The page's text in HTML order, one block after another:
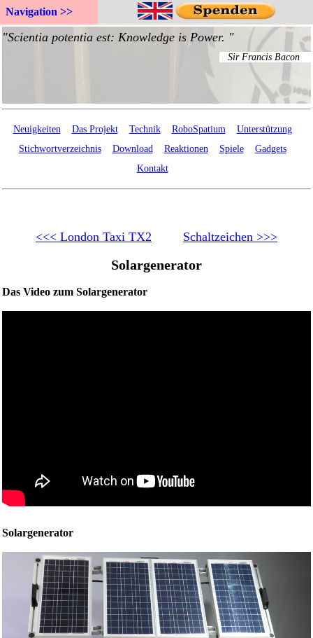
Navigation >>
Neuigkeiten Das Projekt Technik RoboSpatium
Unterstützung
Stichwortverzeichnis
Download Reaktionen Spiele
Gadgets
Kontakt
<<< London Taxi TX2 Schaltzeichen >>>
Solargenerator
Das Video zum Solargenerator
Solargenerator